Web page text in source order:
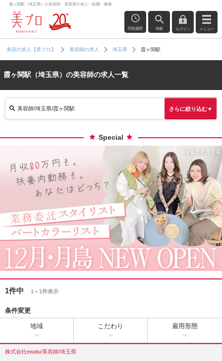
霞ヶ関駅（埼玉県）の美容師・美容室の求人・転職・募集
閲覧履歴 検索 ログイン メニュー
美容の求人【美プロ】 美容師の求人 埼玉県 霞ヶ関駅
霞ヶ関駅（埼玉県）の美容師の求人一覧
美容師/埼玉県/霞ヶ関駅 さらに絞り込む▼
Special
1件中 1～1件表示
条件変更
地域 こだわり 雇用形態
株式会社ewalu/美容師/埼玉県